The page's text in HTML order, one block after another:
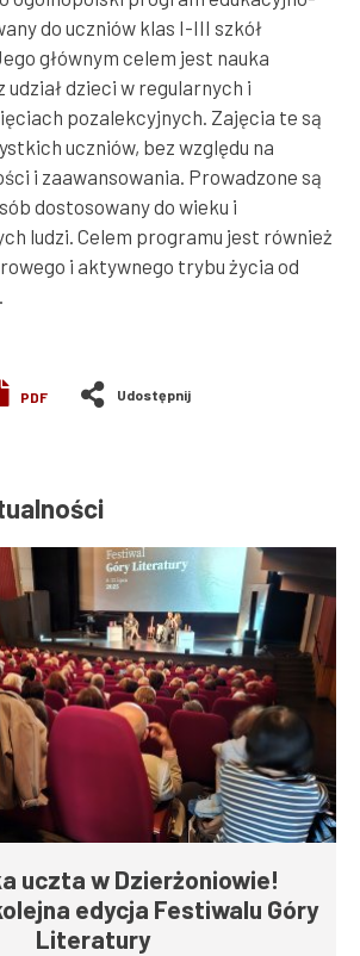
do uczniów klas I-III szkół
głównym celem jest nauka
udział dzieci w regularnych i
pozalekcyjnych. Zajęcia te są
uczniów, bez względu na
i zaawansowania. Prowadzone są
dostosowany do wieku i
ludzi. Celem programu jest również
i aktywnego trybu życia od
PDF
uczta w Dzierżoniowie!
edycja Festiwalu Góry
Literatury